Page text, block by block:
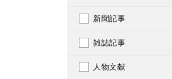
新聞記事
雑誌記事
人物文献